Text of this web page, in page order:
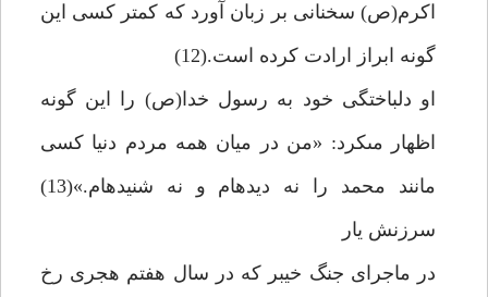
اكرم(ص) سخنانى بر زبان آورد كه كم‏تر كسى اين
گونه ابراز ارادت كرده است.(12)
او دلباختگى خود به رسول خدا(ص) را اين گونه
اظهار مى‏كرد: «من در ميان همه مردم دنيا كسى
مانند محمد را نه ديده‏ام و نه شنيده‏ام.»(13)
سرزنش يار
در ماجراى جنگ خيبر كه در سال هفتم هجرى رخ